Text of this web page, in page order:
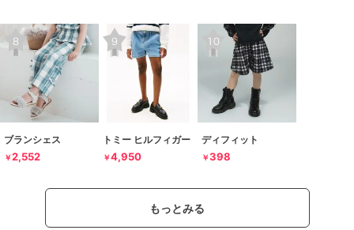
ブランシェス
￥2,552
トミー ヒルフィガー
￥4,950
ディフィット
￥398
もっとみる